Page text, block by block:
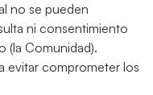
no se pueden
ni consentimiento
(la Comunidad).
evitar comprometer los